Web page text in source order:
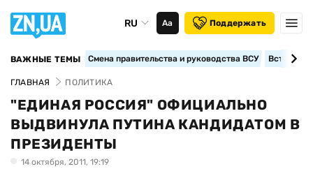
RU Аа Поддержать
ВАЖНЫЕ ТЕМЫ Смена правительства и руководства ВСУ
ГЛАВНАЯ ПОЛИТИКА
"ЕДИНАЯ РОССИЯ" ОФИЦИАЛЬНО
ВЫДВИНУЛА ПУТИНА КАНДИДАТОМ В
ПРЕЗИДЕНТЫ
14 октября, 2011, 19:19